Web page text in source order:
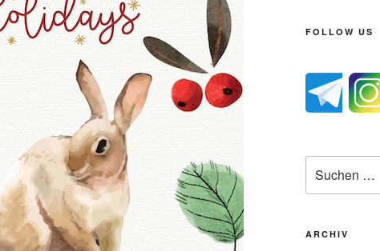
FOLLOW US
nach:
ARCHIV